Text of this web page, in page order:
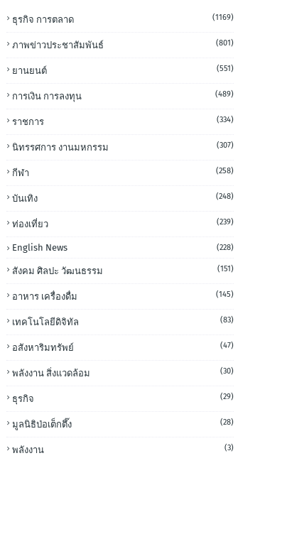
ธุรกิจ การตลาด (1169)
ภาพข่าวประชาสัมพันธ์ (801)
ยานยนต์ (551)
การเงิน การลงทุน (489)
ราชการ (334)
นิทรรศการ งานมหกรรม (307)
กีฬา (258)
บันเทิง (248)
ท่องเที่ยว (239)
English News (228)
สังคม ศิลปะ วัฒนธรรม (151)
อาหาร เครื่องดื่ม (145)
เทคโนโลยีดิจิทัล (83)
อสังหาริมทรัพย์ (47)
พลังงาน สิ่งแวดล้อม (30)
ธุรกิจ (29)
มูลนิธิป่อเต็กตึ๊ง (28)
พลังงาน (3)